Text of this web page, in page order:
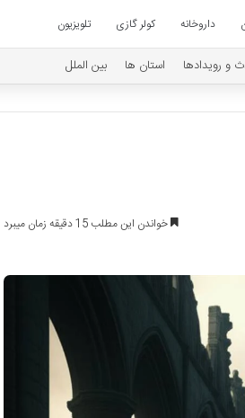
داروخانه کولر گازی تلویزیون
و رویدادها استان ها بین الملل
خواندن این مطلب 15 دقیقه زمان میبرد